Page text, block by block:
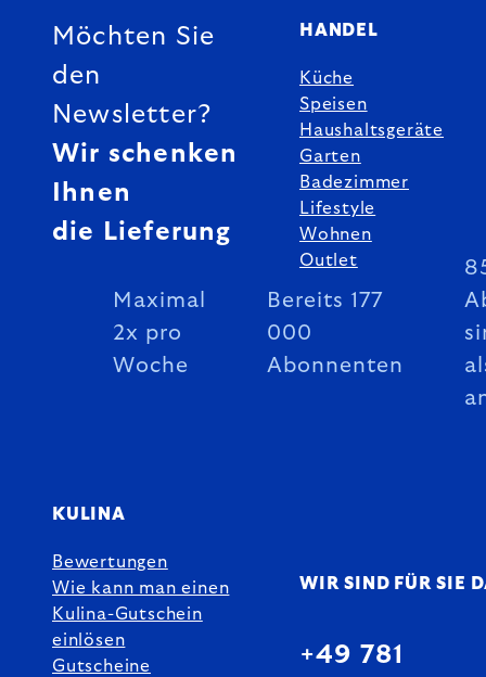
Möchten Sie
den
Newsletter?
Wir schenken
Ihnen
die Lieferung
Maximal
2x pro
Woche
Bereits 177
000
Abonnenten
HANDEL
Küche
Speisen
Haushaltsgeräte
Garten
Badezimmer
Lifestyle
Wohnen
Outlet
KULINA
Bewertungen
Wie kann man einen
Kulina-Gutschein
einlösen
Gutscheine
WIR SIND FÜR SIE
+49 781